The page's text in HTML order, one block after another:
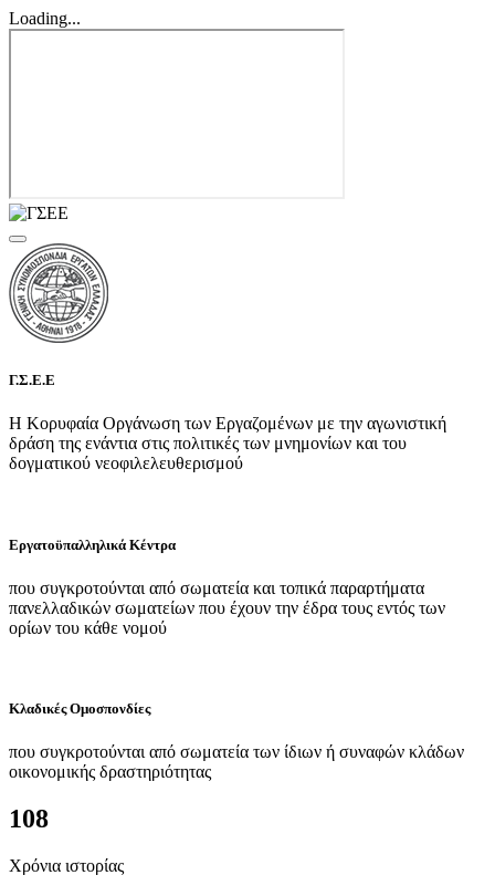
Loading...
Γ.Σ.Ε.Ε
Η Κορυφαία Οργάνωση των Εργαζομένων με την αγωνιστική
δράση της ενάντια στις πολιτικές των μνημονίων και του
δογματικού νεοφιλελευθερισμού
Εργατοϋπαλληλικά Κέντρα
που συγκροτούνται από σωματεία και τοπικά παραρτήματα
πανελλαδικών σωματείων που έχουν την έδρα τους εντός των
ορίων του κάθε νομού
Κλαδικές Ομοσπονδίες
που συγκροτούνται από σωματεία των ίδιων ή συναφών κλάδων
οικονομικής δραστηριότητας
108
Χρόνια ιστορίας